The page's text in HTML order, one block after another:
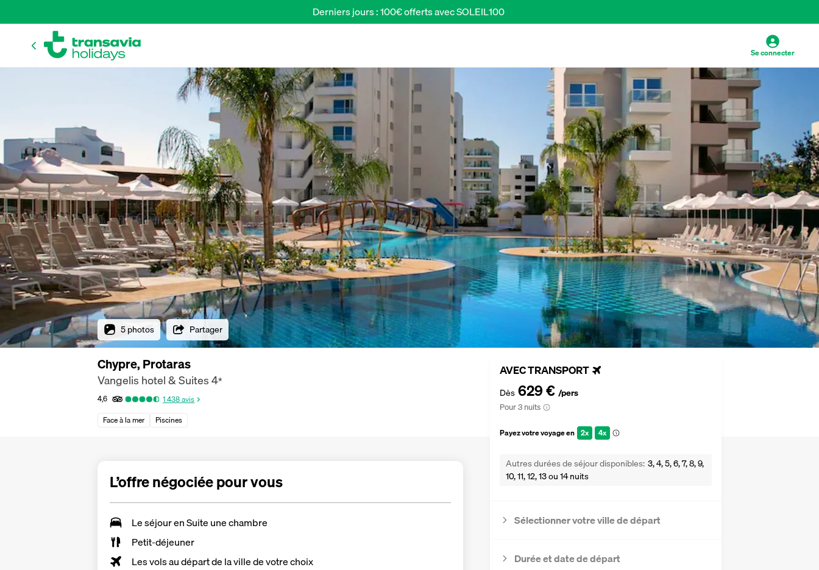
Derniers jours : 100€ offerts avec SOLEIL100
Se connecter
5 photos Partager
Chypre, Protaras
Vangelis hotel & Suites4*
4,6 1 438avis
Face à la mer
Piscines
AVEC TRANSPORT
Dès 629 € /pers
Pour 3 nuits
Payez votre voyage en 2x 4x
Autres durées de séjour disponibles 3, 4, 5, 6, 7, 8, 9,
10, 11, 12, 13 ou 14 nuits
Sélectionner votre ville de départ
Durée et date de départ
L’offre négociée pour vous
Le séjour en Suite une chambre
Petit-déjeuner
Les vols au départ de la ville de votre choix